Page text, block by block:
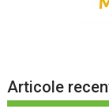
Articole